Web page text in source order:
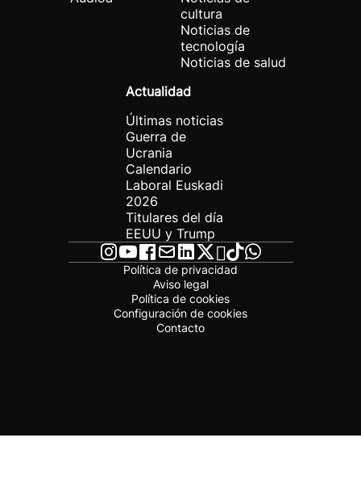
cultura
Noticias de
tecnología
Noticias de salud
Actualidad
Últimas noticias
Guerra de
Ucrania
Calendario
Laboral Euskadi
2026
Titulares del día
EEUU y Trump
Política de privacidad
Aviso legal
Política de cookies
Configuración de cookies
Contacto